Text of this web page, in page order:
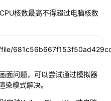
核数最高不得超过电脑核数
面问题，可以尝试通过模拟器
模式解决。